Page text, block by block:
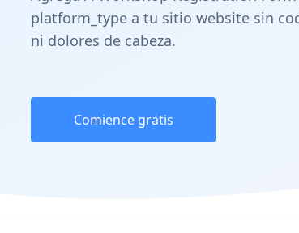
platform_type a tu sitio website sin
ni dolores de cabeza.
Comience gratis